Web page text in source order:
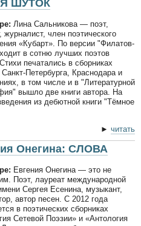
ШУТОК
Лина Сальникова — поэт,
журналист, член поэтического
«Кубарт». По версии "Филатов-
в сотню лучших поэтов
печатались в сборниках
Петербурга, Краснодара и
в том числе и в "Литературной
вышло две книги автора. На
из дебютной книги "Тёмное
► читать
Онегина: СЛОВА
Евгения Онегина — это не
Поэт, лауреат международной
Сергея Есенина, музыкант,
автор песен. С 2012 года
в поэтических сборниках
Сетевой Поэзии» и «Антология